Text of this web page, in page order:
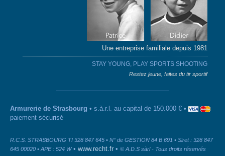
Une entreprise familiale depuis 1981
STAY YOUNG, PLAY SPORTS SHOOTING
Restez jeune, faites du tir sportif
Armurerie de Strasbourg • s.à.r.l. au capital de 150.000 € •
paiement sécurisé
R.C.S. STRASBOURG TI 328 847 645 • N° de GESTION 84 B 691 • Siret : 328 847
645 00020 • APE : 524 W• www.recht.fr • © A.D.S sàrl - Tous droits réservés